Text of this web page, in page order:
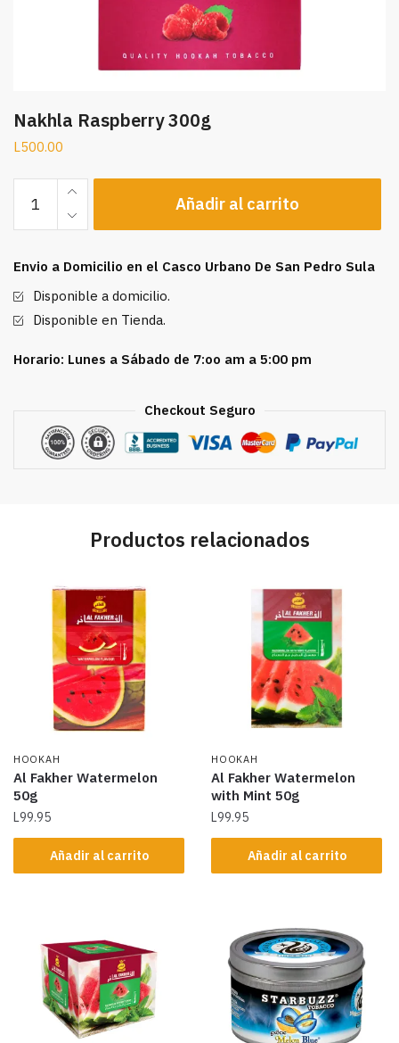
Nakhla Raspberry 300g
L500.00
Raspberry
300g
Añadir al carrito
Envio a Domicilio en el Casco Urbano De San Pedro Sula
Disponible a domicilio.
Disponible en Tienda.
Horario: Lunes a Sábado de 7:oo am a 5:00 pm
Checkout Seguro
Productos relacionados
HOOKAH
Al Fakher Watermelon
50g
L99.95
Añadir al carrito
HOOKAH
Al Fakher Watermelon
with Mint 50g
L99.95
Añadir al carrito